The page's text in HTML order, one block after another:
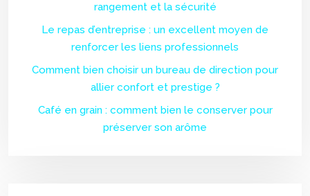
rangement et la sécurité
Le repas d’entreprise : un excellent moyen de
renforcer les liens professionnels
Comment bien choisir un bureau de direction pour
allier confort et prestige ?
Café en grain : comment bien le conserver pour
préserver son arôme